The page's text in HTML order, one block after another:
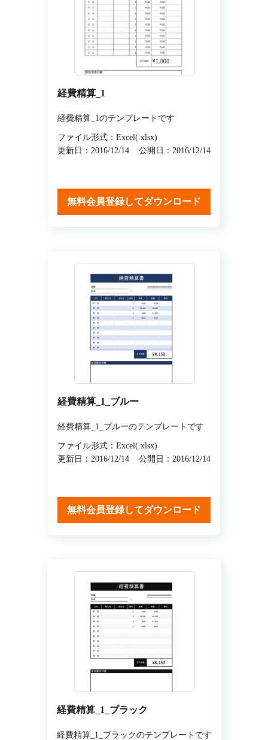
経費精算_1
経費精算_1のテンプレートです
ファイル形式：Excel(.xlsx)
更新日：2016/12/14
公開日：2016/12/14
無料会員登録してダウンロード
経費精算_1_ブルー
経費精算_1_ブルーのテンプレートです
ファイル形式：Excel(.xlsx)
更新日：2016/12/14
公開日：2016/12/14
無料会員登録してダウンロード
経費精算_1_ブラック
経費精算_1_ブラックのテンプレートです